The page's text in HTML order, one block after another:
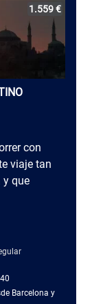
1.559 €
con
viaje tan
y que
Barcelona y